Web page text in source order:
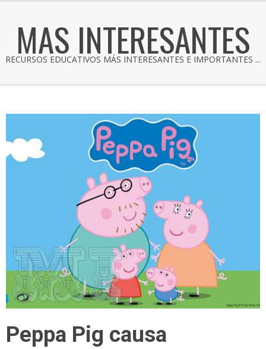
MAS INTERESANTES
RECURSOS EDUCATIVOS MÁS INTERESANTES E IMPORTANTES ...
Peppa Pig causa